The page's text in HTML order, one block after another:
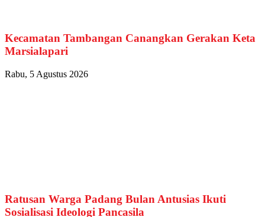
Kecamatan Tambangan Canangkan Gerakan Keta
Marsialapari
Rabu, 5 Agustus 2026
Ratusan Warga Padang Bulan Antusias Ikuti
Sosialisasi Ideologi Pancasila